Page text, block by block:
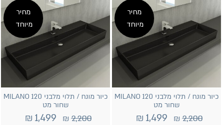
מחיר
מיוחד
כיור מונח / תלוי מלבני MILANO 120
שחור מט
2,200
₪
1,499
₪
מחיר
מיוחד
כיור מונח / תלוי מלבני MILANO 120
שחור מט
2,200
₪
1,499
₪